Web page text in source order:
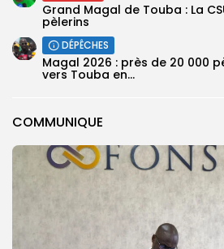
COMMUNIQUE
Grand Magal de Touba : La
pèlerins
DÉPÊCHES
Magal 2026 : près de 20 000
vers Touba en...